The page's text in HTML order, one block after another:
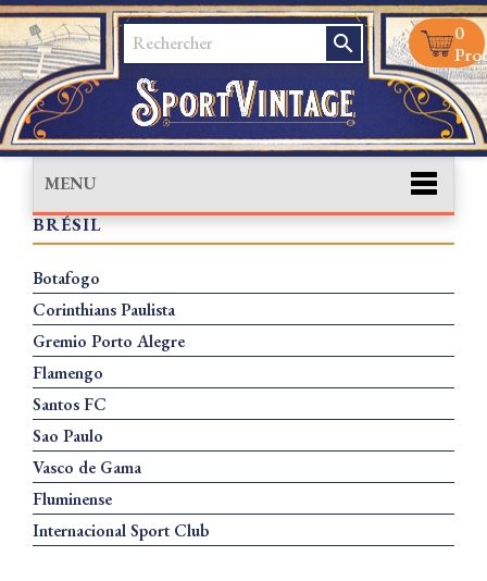
search
0
MENU
BRÉSIL
Botafogo
Corinthians Paulista
Gremio Porto Alegre
Flamengo
Santos FC
Sao Paulo
Vasco de Gama
Fluminense
Internacional Sport Club